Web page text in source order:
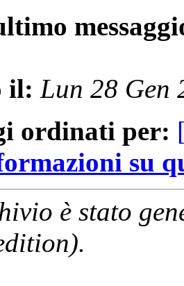
il: Lun 28 Gen
ordinati per:
su
è stato